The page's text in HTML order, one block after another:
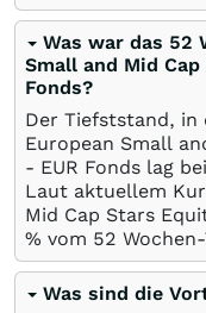
Was war das 52
Small and Mid
Fonds?
Der Tiefststand, in
European Small
- EUR Fonds lag
Laut aktuellem
Mid Cap Stars
% vom 52
Was sind die